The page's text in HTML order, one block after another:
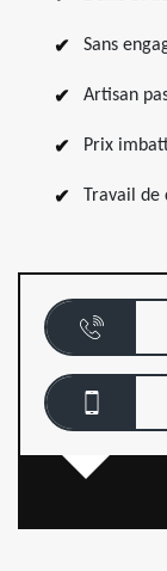
Sans
Artisan
Prix
Travail de